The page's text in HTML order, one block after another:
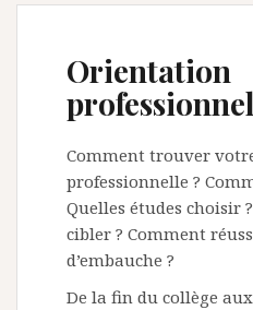
Orientation
Comment trouver
professionnelle ?
Quelles études choisir
cibler ? Comment
d’embauche ?
De la fin du collège